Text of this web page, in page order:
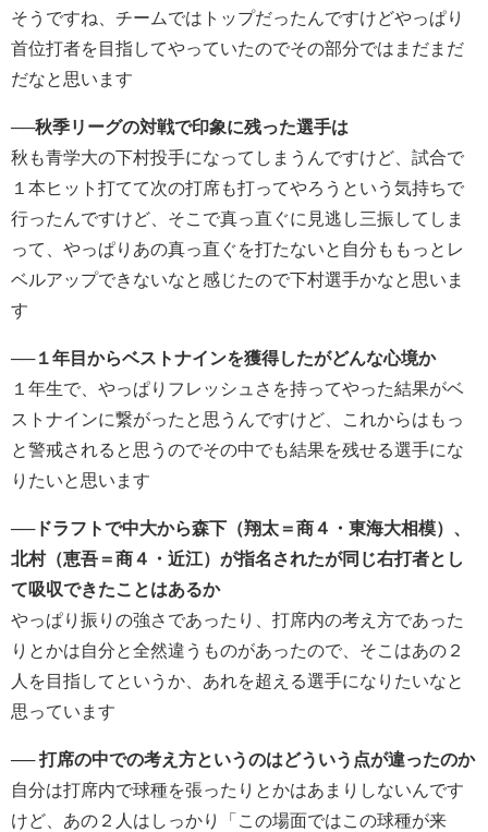
そうですね、チームではトップだったんですけどやっぱり
首位打者を目指してやっていたのでその部分ではまだまだ
だなと思います
──秋季リーグの対戦で印象に残った選手は
秋も青学大の下村投手になってしまうんですけど、試合で
１本ヒット打てて次の打席も打ってやろうという気持ちで
行ったんですけど、そこで真っ直ぐに見逃し三振してしま
って、やっぱりあの真っ直ぐを打たないと自分ももっとレ
ベルアップできないなと感じたので下村選手かなと思いま
す
──１年目からベストナインを獲得したがどんな心境か
１年生で、やっぱりフレッシュさを持ってやった結果がベ
ストナインに繋がったと思うんですけど、これからはもっ
と警戒されると思うのでその中でも結果を残せる選手にな
りたいと思います
──ドラフトで中大から森下（翔太＝商４・東海大相模）、
北村（恵吾＝商４・近江）が指名されたが同じ右打者とし
て吸収できたことはあるか
やっぱり振りの強さであったり、打席内の考え方であった
りとかは自分と全然違うものがあったので、そこはあの２
人を目指してというか、あれを超える選手になりたいなと
思っています
── 打席の中での考え方というのはどういう点が違ったのか
自分は打席内で球種を張ったりとかはあまりしないんです
けど、あの２人はしっかり「この場面ではこの球種が来